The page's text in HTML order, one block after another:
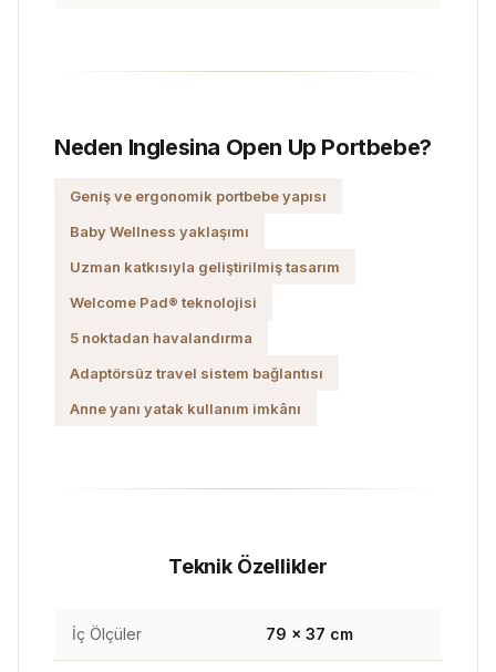
Neden Inglesina Open Up Portbebe?
Geniş ve ergonomik portbebe yapısı
Baby Wellness yaklaşımı
Uzman katkısıyla geliştirilmiş tasarım
Welcome Pad® teknolojisi
5 noktadan havalandırma
Adaptörsüz travel sistem bağlantısı
Anne yanı yatak kullanım imkânı
Teknik Özellikler
İç Ölçüler 79 × 37 cm